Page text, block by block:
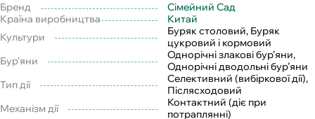
Бренд
Сімейний Сад
Країна виробництва
Китай
Культури
Буряк столовий, Буряк
цукровий і кормовий
Бур'яни
Однорічні злакові бур’яни,
Однорічні дводольні бур’яни
Тип дії
Селективний (вибіркової дії),
Післясходовий
Механізм дії
Контактний (діє при
потраплянні)